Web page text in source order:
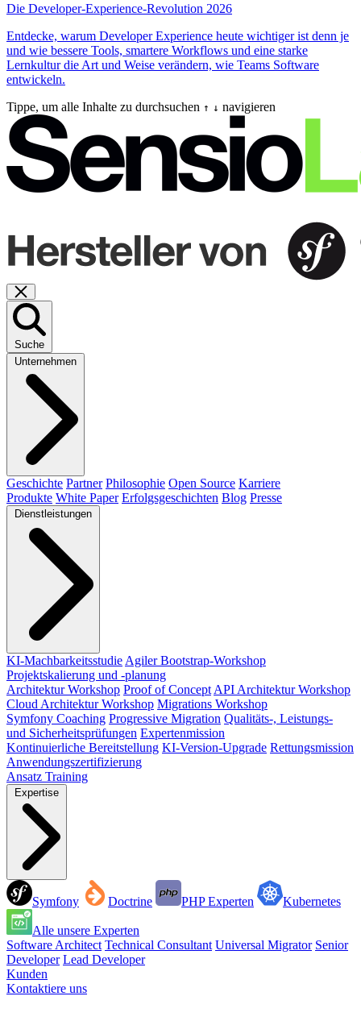
Die Developer-Experience-Revolution 2026
Entdecke, warum Developer Experience heute wichtiger ist denn je
und wie bessere Tools, smartere Workflows und eine starke
Lernkultur die Art und Weise verändern, wie Teams Software
entwickeln.
Tippe, um alle Inhalte zu durchsuchen ↑ ↓ navigieren
Suche
Unternehmen
Geschichte Partner Philosophie Open Source Karriere
Produkte White Paper Erfolgsgeschichten Blog Presse
Dienstleistungen
KI-Machbarkeitsstudie Agiler Bootstrap-Workshop
Projektskalierung und -planung
Architektur Workshop Proof of Concept API Architektur Workshop
Cloud Architektur Workshop Migrations Workshop
Symfony Coaching Progressive Migration Qualitäts-, Leistungs-
und Sicherheitsprüfungen Expertenmission
Kontinuierliche Bereitstellung KI-Version-Upgrade Rettungsmission
Anwendungszertifizierung
Ansatz Training
Expertise
Symfony Doctrine PHP Experten Kubernetes
Alle unsere Experten
Software Architect Technical Consultant Universal Migrator Senior
Developer Lead Developer
Kunden
Kontaktiere uns